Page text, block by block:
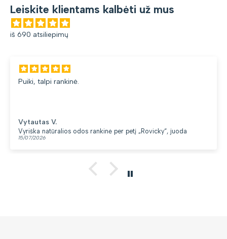
Leiskite klientams kalbėti už mus
iš 690 atsiliepimų
Puiki, talpi rankinė.
Vytautas V.
Vyriška natūralios odos rankinė per petį „Rovicky“, juoda
15/07/2026